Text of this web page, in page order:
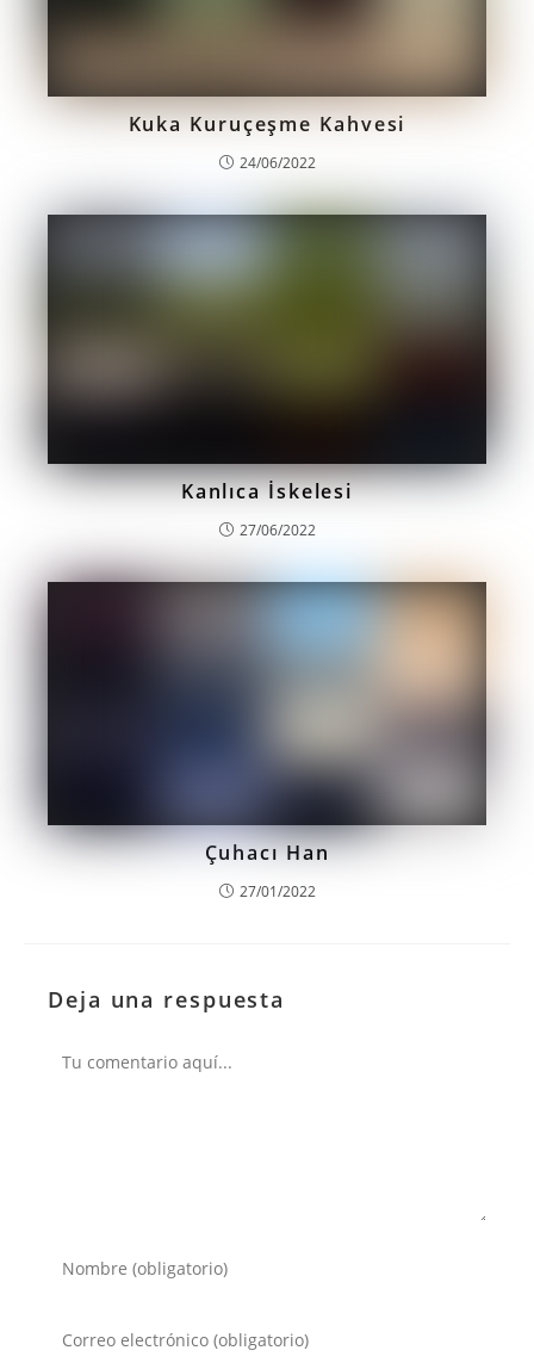
Kuka Kuruçeşme Kahvesi
24/06/2022
Kanlıca İskelesi
27/06/2022
Çuhacı Han
27/01/2022
Deja una respuesta
Comentario
Introduce
Introduce